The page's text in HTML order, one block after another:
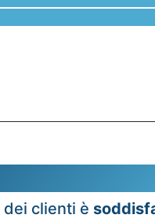
dei clienti è